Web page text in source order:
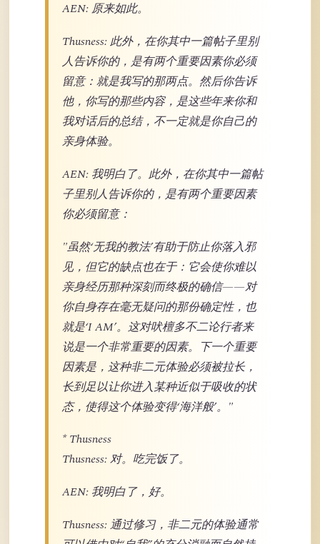
AEN: 原来如此。
Thusness: 此外，在你其中一篇帖子里别
人告诉你的，是有两个重要因素你必须
留意：就是我写的那两点。然后你告诉
他，你写的那些内容，是这些年来你和
我对话后的总结，不一定就是你自己的
亲身体验。
AEN: 我明白了。此外，在你其中一篇帖
子里别人告诉你的，是有两个重要因素
你必须留意：
"虽然‘无我的教法’有助于防止你落入邪
见，但它的缺点也在于：它会使你难以
亲身经历那种深刻而终极的确信——对
你自身存在毫无疑问的那份确定性，也
就是‘I AM’。这对吠檀多不二论行者来
说是一个非常重要的因素。下一个重要
因素是，这种非二元体验必须被拉长，
长到足以让你进入某种近似于吸收的状
态，使得这个体验变得‘海洋般’。"
* Thusness
Thusness: 对。吃完饭了。
AEN: 我明白了，好。
Thusness: 通过修习，非二元的体验通常